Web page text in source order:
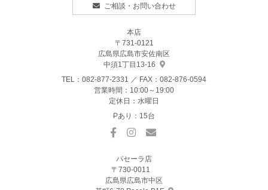
ご相談・お問い合わせ
本店
〒731-0121
広島県広島市安佐南区
中須1丁目13-16
TEL： 082-877-2331 ／ FAX：082-876-0594
営業時間：10:00～19:00
定休日：水曜日
Pあり：15台
パセーラ店
〒730-0011
広島県広島市中区